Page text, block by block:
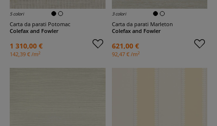
5 colori
Carta da parati Potomac
Colefax and Fowler
1 310,00 €
142,39 € /m2
3 colori
Carta da parati Marleton
Colefax and Fowler
621,00 €
92,47 € /m2